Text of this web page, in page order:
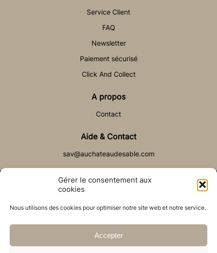
Gérer le consentement aux
cookies
Nous utilisons des cookies pour optimiser notre site web et notre service.
Accepter
Service Client
FAQ
Newsletter
Paiement sécurisé
Click And Collect
A propos
Contact
Aide & Contact
sav@auchateaudesable.com
CGV
Réalisé par l’agence web : PixelsAgency.fr